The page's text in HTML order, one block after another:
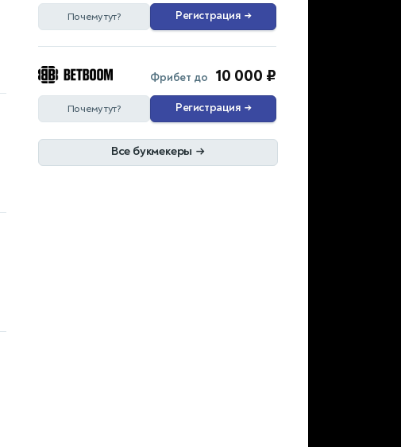
Почему тут? Регистрация →
Фрибет до 10 000 ₽
Почему тут? Регистрация →
Все букмекеры →